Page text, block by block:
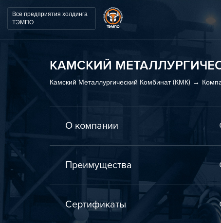
Все предприятия холдинга
ТЭМПО
КАМСКИЙ
Камский Металлургический Комбинат (КМК)
О компании
Преимущества
Сертификаты